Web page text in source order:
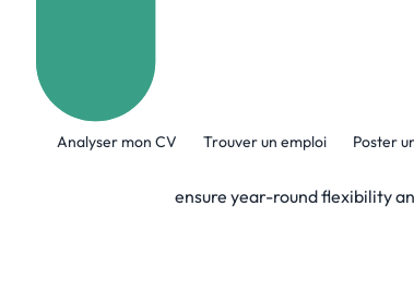
Analyser mon CV Trouver un emploi Poster
Design Resources Inc. is a
coordination, and we
ensure year-round flexibility